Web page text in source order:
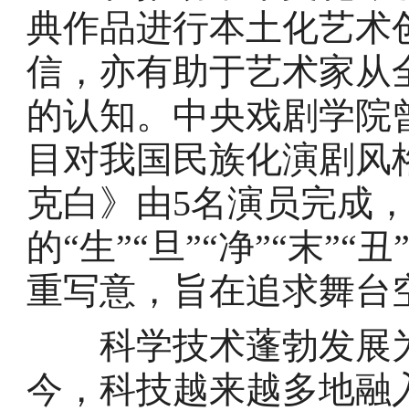
典作品进行本土化艺术
信，亦有助于艺术家从
的认知。中央戏剧学
目对我国民族化演剧
克白》由5名演员完成
的“生”“旦”“净”“末”“
重写意，旨在追求舞台
科学技术蓬勃发展
今，科技越来越多地融